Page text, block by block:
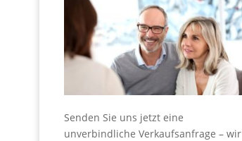
Senden Sie uns jetzt eine
unverbindliche Verkaufsanfrage – wir